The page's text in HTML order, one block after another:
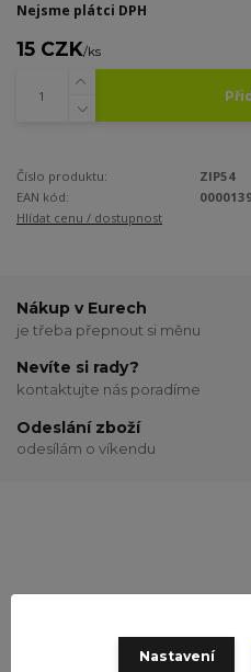
Nejsme plátci DPH
15 CZK/ks
Číslo produktu:
ZIP54
EAN kód:
Hlídat cenu / dostupnost
Nákup v Eurech
je třeba přepnout si měnu
Nevíte si rady?
kontaktujte nás poradíme
Odeslání zboží
odesílám o víkendu
+420
Nastavení